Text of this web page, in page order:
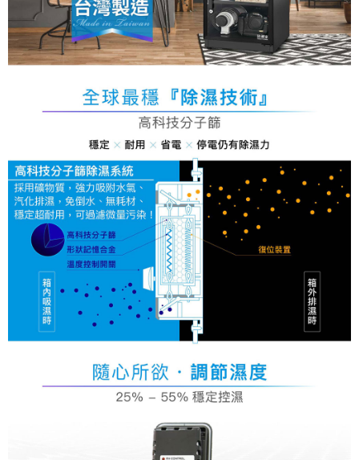
客戶支援中心」https://netprotections.freshdesk.com/support/home
【注意事項】
１．透過由恩沛科技股份有限公司提供之「AFTEE先享後付」服務完成之交
易，需依本服務之必要範圍內提供個人資料，並將交易相關給付款項請求債
２．關於個人資料處理事宜，請瀏覽以下網址：
https://aftee.tw/terms/#terms3
３．未成年的使用者請事先徵得法定代理人或監護人之同意方可使用
「AFTEE先享後付」，若未經同意申辦者引起之損失，本公司不負相關責
４．使用「AFTEE先享後付」時，將依據個別帳號之用戶狀況，依本公司即
時審查核予不同之上限額度；若仍有額度不足之情形，本公司將視審查結果
請求用戶進行身份認證。
５．嚴禁一人註冊多個帳號或使用他人資訊註冊。若發現惡意使用之情形，
恩沛科技股份有限公司將有權停止該用戶之使用額度並採取法律行動。